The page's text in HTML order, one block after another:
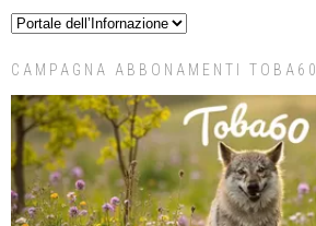
CAMPAGNA ABBONAMENTI TOBA60